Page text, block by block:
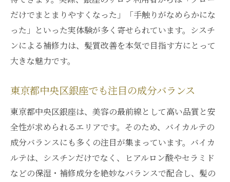
だけでまとまりやすくなった」「手触りがなめらかにな
った」といった実体験が多く寄せられています。シスチ
ンによる補修力は、髪質改善を本気で目指す方にとって
大きな魅力です。
東京都中央区銀座でも注目の成分バランス
東京都中央区銀座は、美容の最前線として高い品質と安
全性が求められるエリアです。そのため、バイカルテの
成分バランスにも多くの注目が集まっています。バイカ
ルテは、シスチンだけでなく、ヒアルロン酸やセラミド
などの保湿・補修成分を絶妙なバランスで配合し、髪の